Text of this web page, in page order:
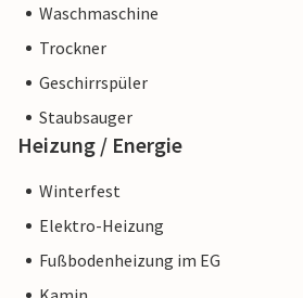
Waschmaschine
Trockner
Geschirrspüler
Staubsauger
Heizung / Energie
Winterfest
Elektro-Heizung
Fußbodenheizung im EG